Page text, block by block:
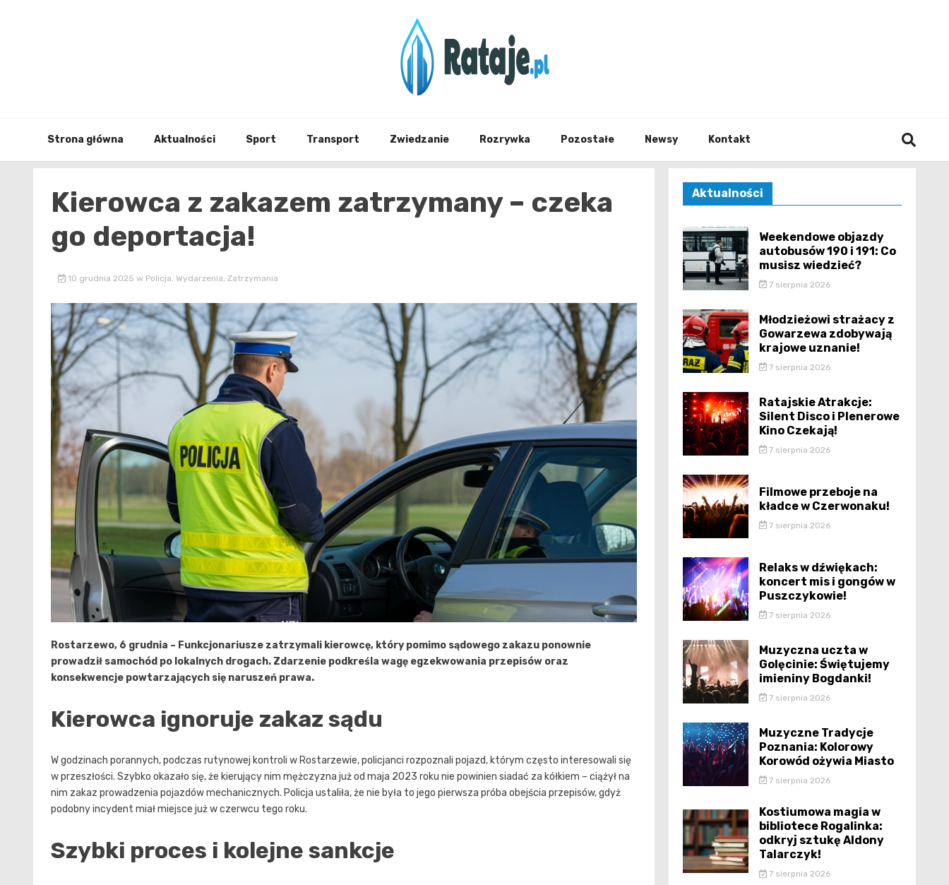
Rataje.pl
Strona główna Aktualności Sport Transport Zwiedzanie Rozrywka Pozostałe Newsy Kontakt
Kierowca z zakazem zatrzymany – czeka
go deportacja!
10 grudnia 2025 w Policja, Wydarzenia, Zatrzymania
Rostarzewo, 6 grudnia – Funkcjonariusze zatrzymali kierowcę, który pomimo sądowego zakazu ponownie
prowadził samochód po lokalnych drogach. Zdarzenie podkreśla wagę egzekwowania przepisów oraz
konsekwencje powtarzających się naruszeń prawa.
Kierowca ignoruje zakaz sądu
W godzinach porannych, podczas rutynowej kontroli w Rostarzewie, policjanci rozpoznali pojazd, którym często interesowali się
w przeszłości. Szybko okazało się, że kierujący nim mężczyzna już od maja 2023 roku nie powinien siadać za kółkiem – ciążył na
nim zakaz prowadzenia pojazdów mechanicznych. Policja ustaliła, że nie była to jego pierwsza próba obejścia przepisów, gdyż
podobny incydent miał miejsce już w czerwcu tego roku.
Szybki proces i kolejne sankcje
Aktualności
Weekendowe objazdy
autobusów 190 i 191: Co
musisz wiedzieć?
7 sierpnia 2026
Młodzieżowi strażacy z
Gowarzewa zdobywają
krajowe uznanie!
7 sierpnia 2026
Ratajskie Atrakcje:
Silent Disco i Plenerowe
Kino Czekają!
7 sierpnia 2026
Filmowe przeboje na
kładce w Czerwonaku!
7 sierpnia 2026
Relaks w dźwiękach:
koncert mis i gongów w
Puszczykowie!
7 sierpnia 2026
Muzyczna uczta w
Golęcinie: Świętujemy
imieniny Bogdanki!
7 sierpnia 2026
Muzyczne Tradycje
Poznania: Kolorowy
Korowód ożywia Miasto
7 sierpnia 2026
Kostiumowa magia w
bibliotece Rogalinka:
odkryj sztukę Aldony
Talarczyk!
7 sierpnia 2026